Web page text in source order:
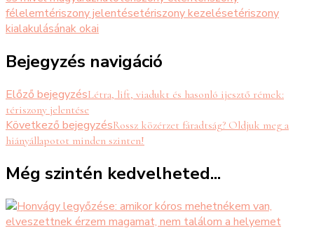
félelemtériszony jelentésetériszony kezelésetériszony
kialakulásának okai
Bejegyzés navigáció
Előző bejegyzésLétra, lift, viadukt és hasonló ijesztő rémek:
tériszony jelentése
Következő bejegyzésRossz közérzet fáradtság? Oldjuk meg a
hiányállapotot minden szinten!
Még szintén kedvelheted...